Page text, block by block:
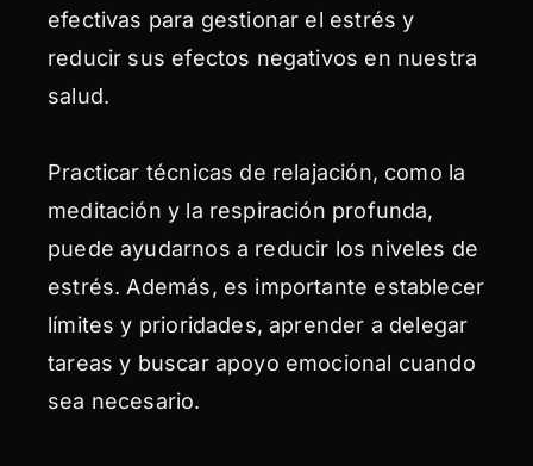
efectivas para gestionar el estrés y
reducir sus efectos negativos en nuestra
salud.
Practicar técnicas de relajación, como la
meditación y la respiración profunda,
puede ayudarnos a reducir los niveles de
estrés. Además, es importante establecer
límites y prioridades, aprender a delegar
tareas y buscar apoyo emocional cuando
sea necesario.